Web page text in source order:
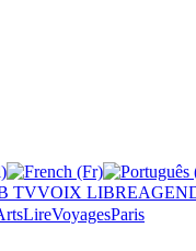
TVVOIX LIBRE
LireVoyagesParis